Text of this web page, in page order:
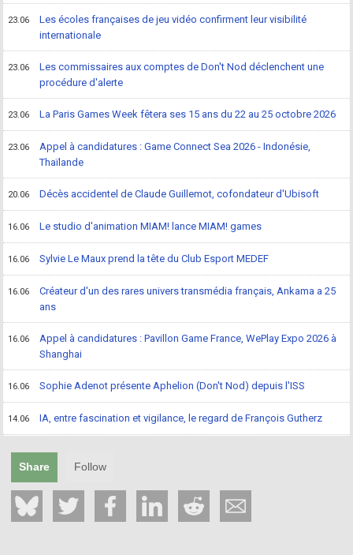
23.06
Les écoles françaises de jeu vidéo confirment leur visibilité
internationale
23.06
Les commissaires aux comptes de Don't Nod déclenchent une
procédure d'alerte
23.06 La Paris Games Week fêtera ses 15 ans du 22 au 25 octobre 2026
23.06
Appel à candidatures : Game Connect Sea 2026 - Indonésie,
Thaïlande
20.06 Décès accidentel de Claude Guillemot, cofondateur d'Ubisoft
16.06 Le studio d'animation MIAM! lance MIAM! games
16.06 Sylvie Le Maux prend la tête du Club Esport MEDEF
16.06
Créateur d'un des rares univers transmédia français, Ankama a 25
ans
16.06
Appel à candidatures : Pavillon Game France, WePlay Expo 2026 à
Shanghai
16.06 Sophie Adenot présente Aphelion (Don't Nod) depuis l'ISS
14.06 IA, entre fascination et vigilance, le regard de François Gutherz
Share Follow